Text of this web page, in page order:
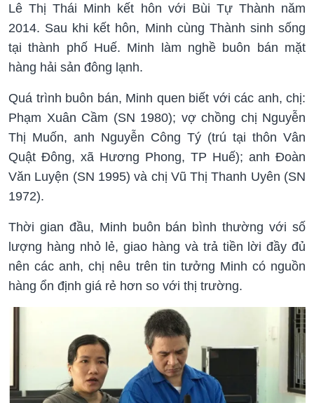
Lê Thị Thái Minh kết hôn với Bùi Tự Thành năm
2014. Sau khi kết hôn, Minh cùng Thành sinh sống
tại thành phố Huế. Minh làm nghề buôn bán mặt
hàng hải sản đông lạnh.
Quá trình buôn bán, Minh quen biết với các anh, chị:
Phạm Xuân Cầm (SN 1980); vợ chồng chị Nguyễn
Thị Muốn, anh Nguyễn Công Tý (trú tại thôn Vân
Quật Đông, xã Hương Phong, TP Huế); anh Đoàn
Văn Luyện (SN 1995) và chị Vũ Thị Thanh Uyên (SN
1972).
Thời gian đầu, Minh buôn bán bình thường với số
lượng hàng nhỏ lẻ, giao hàng và trả tiền lời đầy đủ
nên các anh, chị nêu trên tin tưởng Minh có nguồn
hàng ổn định giá rẻ hơn so với thị trường.